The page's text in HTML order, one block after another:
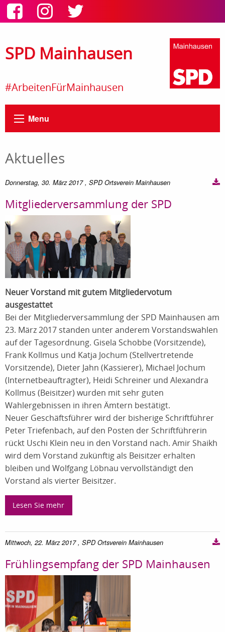
SPD Mainhausen
#ArbeitenFürMainhausen
Menu
Aktuelles
Donnerstag, 30. März 2017 , SPD Ortsverein Mainhausen
Mitgliederversammlung der SPD
Neuer Vorstand mit gutem Mitgliedervotum
ausgestattet
Bei der Mitgliederversammlung der SPD Mainhausen am
23. März 2017 standen unter anderem Vorstandswahlen
auf der Tagesordnung. Gisela Schobbe (Vorsitzende),
Frank Kollmus und Katja Jochum (Stellvertretende
Vorsitzende), Dieter Jahn (Kassierer), Michael Jochum
(Internetbeauftragter), Heidi Schreiner und Alexandra
Kollmus (Beisitzer) wurden mit sehr guten
Wahlergebnissen in ihren Ämtern bestätigt.
Neuer Geschäftsführer wird der bisherige Schriftführer
Peter Triefenbach, auf den Posten der Schriftführerin
rückt Uschi Klein neu in den Vorstand nach. Amir Shaikh
wird dem Vorstand zukünftig als Beisitzer erhalten
bleiben und Wolfgang Löbnau vervollständigt den
Vorstand als vierter Beisitzer.
Lesen Sie mehr
Mittwoch, 22. März 2017 , SPD Ortsverein Mainhausen
Frühlingsempfang der SPD Mainhausen